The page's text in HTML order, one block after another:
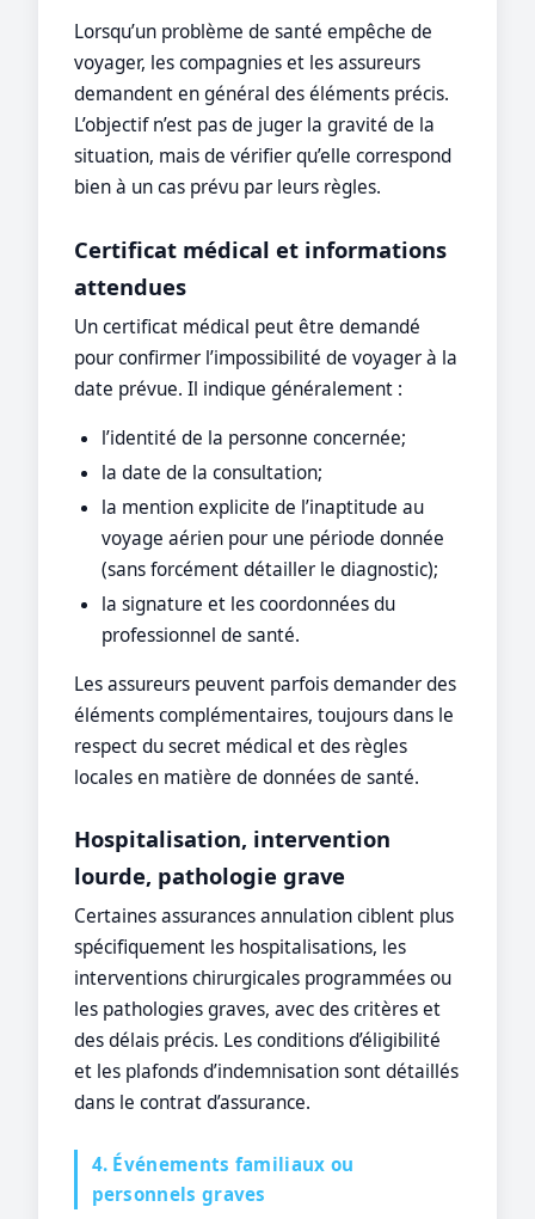
Lorsqu’un problème de santé empêche de
voyager, les compagnies et les assureurs
demandent en général des éléments précis.
L’objectif n’est pas de juger la gravité de la
situation, mais de vérifier qu’elle correspond
bien à un cas prévu par leurs règles.
Certificat médical et informations
attendues
Un certificat médical peut être demandé
pour confirmer l’impossibilité de voyager à la
date prévue. Il indique généralement :
l’identité de la personne concernée;
la date de la consultation;
la mention explicite de l’inaptitude au
voyage aérien pour une période donnée
(sans forcément détailler le diagnostic);
la signature et les coordonnées du
professionnel de santé.
Les assureurs peuvent parfois demander des
éléments complémentaires, toujours dans le
respect du secret médical et des règles
locales en matière de données de santé.
Hospitalisation, intervention
lourde, pathologie grave
Certaines assurances annulation ciblent plus
spécifiquement les hospitalisations, les
interventions chirurgicales programmées ou
les pathologies graves, avec des critères et
des délais précis. Les conditions d’éligibilité
et les plafonds d’indemnisation sont détaillés
dans le contrat d’assurance.
4. Événements familiaux ou
personnels graves